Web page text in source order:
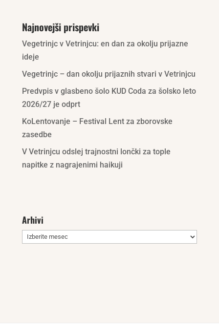
Najnovejši prispevki
Vegetrinjc v Vetrinjcu: en dan za okolju prijazne
ideje
Vegetrinjc – dan okolju prijaznih stvari v Vetrinjcu
Predvpis v glasbeno šolo KUD Coda za šolsko leto
2026/27 je odprt
KoLentovanje – Festival Lent za zborovske
zasedbe
V Vetrinjcu odslej trajnostni lončki za tople
napitke z nagrajenimi haikuji
Arhivi
Arhivi